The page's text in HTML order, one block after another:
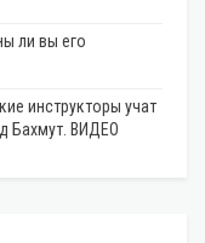
ли вы его
инструкторы учат
Бахмут. ВИДЕО